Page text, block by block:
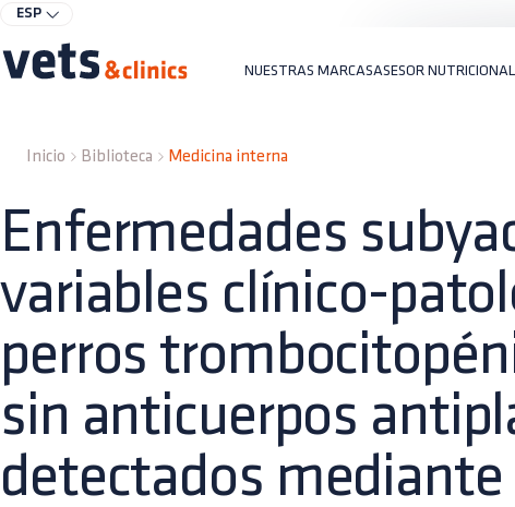
ESP
NUESTRAS MARCASASESOR NUTRICIONAL
Inicio Biblioteca Medicina interna
Enfermedades
variables clínico-
perros
sin anticuerpos
detectados mediante